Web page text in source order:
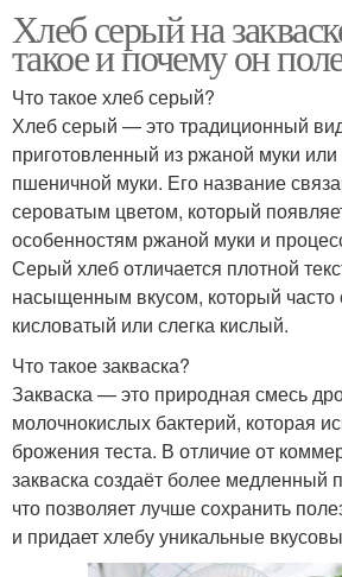
Хлеб серый на
такое и почему он
Что такое хлеб серый?
Хлеб серый — это традиционный
приготовленный из ржаной муки
пшеничной муки. Его название
сероватым цветом, который
особенностям ржаной муки и
Серый хлеб отличается плотной
насыщенным вкусом, который часто
кисловатый или слегка кислый.
Что такое закваска?
Закваска — это природная смесь
молочнокислых бактерий, которая
брожения теста. В отличие от
закваска создаёт более медленный
что позволяет лучше сохранить
и придает хлебу уникальные